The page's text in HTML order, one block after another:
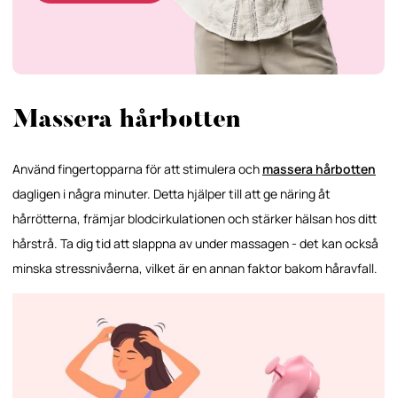
Massera hårbotten
Använd fingertopparna för att stimulera och massera hårbotten
dagligen i några minuter. Detta hjälper till att ge näring åt
hårrötterna, främjar blodcirkulationen och stärker hälsan hos ditt
hårstrå. Ta dig tid att slappna av under massagen - det kan också
minska stressnivåerna, vilket är en annan faktor bakom håravfall.